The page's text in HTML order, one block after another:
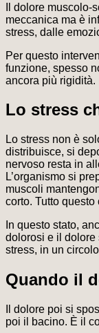
Il dolore
meccanica ma è
stress, dalle
Per questo
funzione, spesso
ancora più rigidità.
Lo stress
Lo stress non è
distribuisce, si
nervoso resta in
L’organismo si
muscoli
corto. Tutto
In questo stato,
dolorosi e il dolore
stress, in un
Quando il
Il dolore poi si
poi il bacino. È il